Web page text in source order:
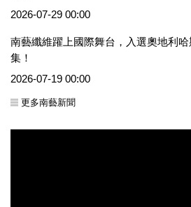
2026-07-29 00:00
南藝纖維躍上國際舞台，入選奧地利
集！
2026-07-19 00:00
更多南藝新聞